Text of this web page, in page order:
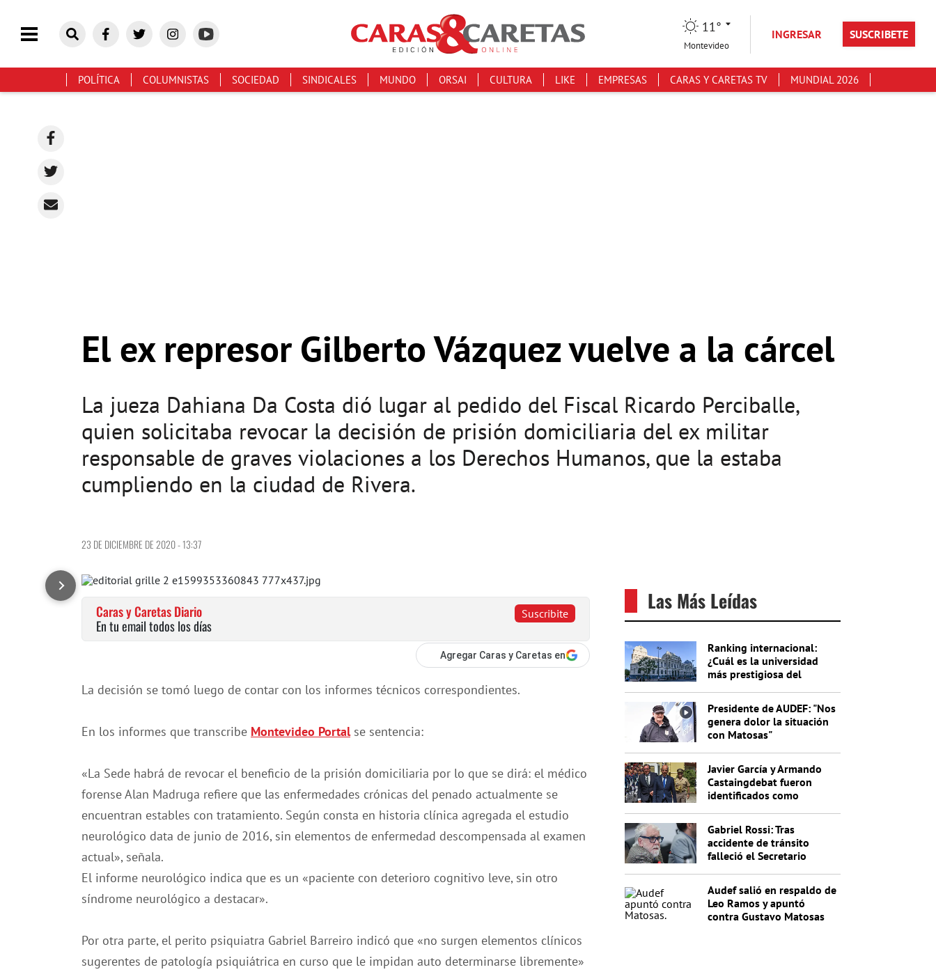
11°
Montevideo
INGRESAR SUSCRIBETE
POLÍTICA COLUMNISTAS SOCIEDAD SINDICALES MUNDO ORSAI CULTURA LIKE EMPRESAS CARAS Y CARETAS TV MUNDIAL 2026
El ex represor Gilberto Vázquez vuelve a la cárcel
La jueza Dahiana Da Costa dió lugar al pedido del Fiscal Ricardo Perciballe,
quien solicitaba revocar la decisión de prisión domiciliaria del ex militar
responsable de graves violaciones a los Derechos Humanos, que la estaba
cumpliendo en la ciudad de Rivera.
23 DE DICIEMBRE DE 2020 - 13:37
Suscribite
Caras y Caretas Diario
En tu email todos los días
Agregar Caras y Caretas en
La decisión se tomó luego de contar con los informes técnicos correspondientes.
En los informes que transcribe Montevideo Portalse sentencia:
«La Sede habrá de revocar el beneficio de la prisión domiciliaria por lo que se dirá: el médico
forense Alan Madruga refiere que las enfermedades crónicas del penado actualmente se
encuentran estables con tratamiento. Según consta en historia clínica agregada el estudio
neurológico data de junio de 2016, sin elementos de enfermedad descompensada al examen
actual», señala.
El informe neurológico indica que es un «paciente con deterioro cognitivo leve, sin otro
síndrome neurológico a destacar».
Por otra parte, el perito psiquiatra Gabriel Barreiro indicó que «no surgen elementos clínicos
sugerentes de patología psiquiátrica en curso que le impidan auto determinarse libremente»
Las Más Leídas
Ranking internacional:
¿Cuál es la universidad
más prestigiosa del
Presidente de AUDEF: "Nos
genera dolor la situación
con Matosas"
Javier García y Armando
Castaingdebat fueron
identificados como
Gabriel Rossi: Tras
accidente de tránsito
falleció el Secretario
Audef salió en respaldo de
Leo Ramos y apuntó
contra Gustavo Matosas